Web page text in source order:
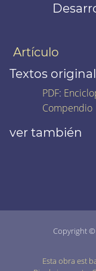
Artículo
Textos
PDF:
Compendio
ver también
Copyright ©
Esta obra est